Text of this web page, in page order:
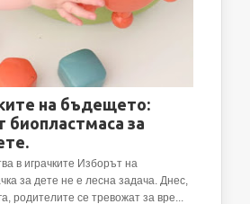
на бъдещето:
биопластмаса за
в играчките Изборът на
за дете не е лесна задача. Днес,
родителите се тревожат за вре...